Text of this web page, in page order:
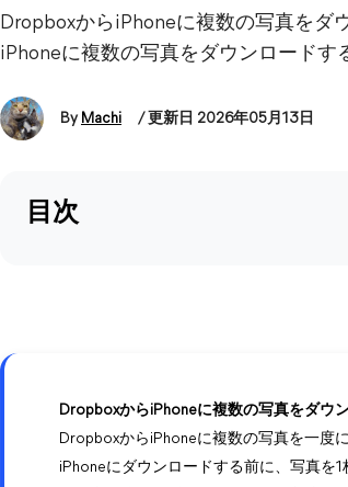
DropboxからiPhoneに複数の写真をダ
iPhoneに複数の写真をダウンロードす
By Machi / 更新日 2026年05月13日
目次
DropboxからiPhoneに複数の写真をダウ
DropboxからiPhoneに複数の写真を一度
iPhoneにダウンロードする前に、写真を